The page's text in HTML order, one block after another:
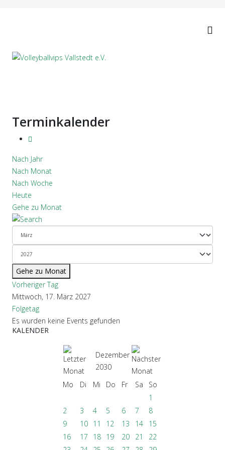
Terminkalender
Nach Jahr
Nach Monat
Nach Woche
Heute
Gehe zu Monat
Gehe zu Monat
Vorheriger Tag
Mittwoch, 17. März 2027
Folgetag
Es wurden keine Events gefunden
KALENDER
Dezember
2030
Mo
Di Mi Do Fr Sa
So
1
2
3 4 5 6 7
8
9
10 11 12 13 14
15
16
17 18 19 20 21
22